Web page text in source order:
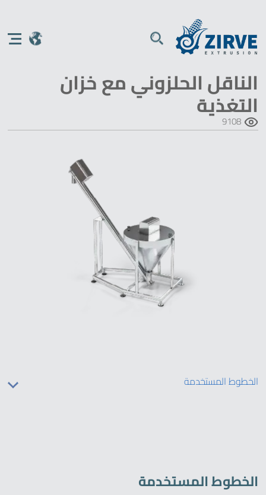
الناقل الحلزوني مع خزان
التغذية
9108
الخطوط المستخدمة
الخطوط المستخدمة